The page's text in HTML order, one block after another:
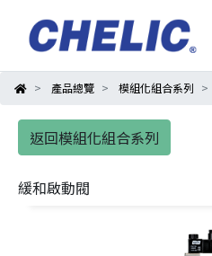
產品總覽 模組化組合系列
返回模組化組合系列
緩和啟動閥